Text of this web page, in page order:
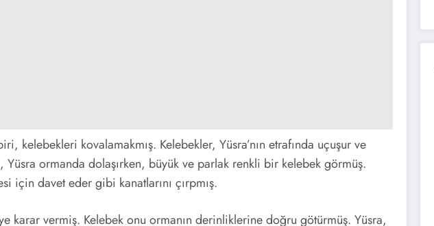
kelebekleri kovalamakmış. Kelebekler, Yüsra’nın etrafında uçuşur ve
Yüsra ormanda dolaşırken, büyük ve parlak renkli bir kelebek görmüş.
için davet eder gibi kanatlarını çırpmış.
karar vermiş. Kelebek onu ormanın derinliklerine doğru götürmüş. Yüsra,